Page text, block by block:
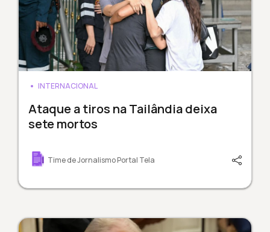
INTERNACIONAL
Ataque a tiros na Tailândia deixa
sete mortos
Time de Jornalismo Portal Tela